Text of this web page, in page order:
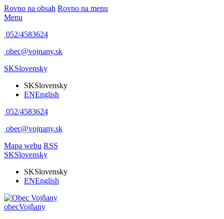
Rovno na obsah Rovno na menu
Menu
052/4583624
obec@vojnany.sk
SKSlovensky
SKSlovensky
ENEnglish
052/4583624
obec@vojnany.sk
Mapa webu RSS
SKSlovensky
SKSlovensky
ENEnglish
obecVojňany